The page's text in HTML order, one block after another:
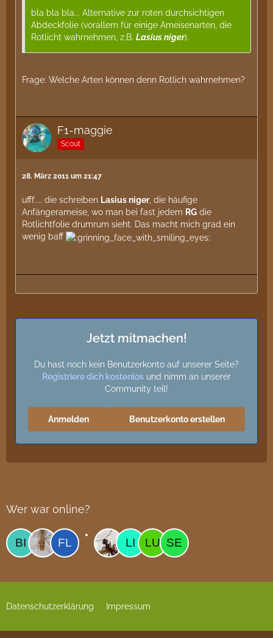
bla bla bla... Alternative zur roten durchsichtigen
Abdeckfolie (vorallem für einige Ameisenarten, die
Rotlicht wahrnehmen, z.B. Lasius niger).
Frage: Welche Arten können denn Rotlich wahrnehmen?
F1-maggie
Scout
28. März 2011 um 21:47
ufff.... die schreiben Lasius niger, die häufige
Anfängerameise, wo man bei fast jedem RG die
Rotlichtfolie drumrum sieht. Das macht mich grad ein
wenig baff
Jetzt mitmachen!
Du hast noch kein Benutzerkonto auf unserer Seite?
Registriere dich kostenlos und nimm an unserer
Community teil!
Benutzerkonto erstellen
Anmelden
Wer war online?
Datenschutzerklärung Impressum